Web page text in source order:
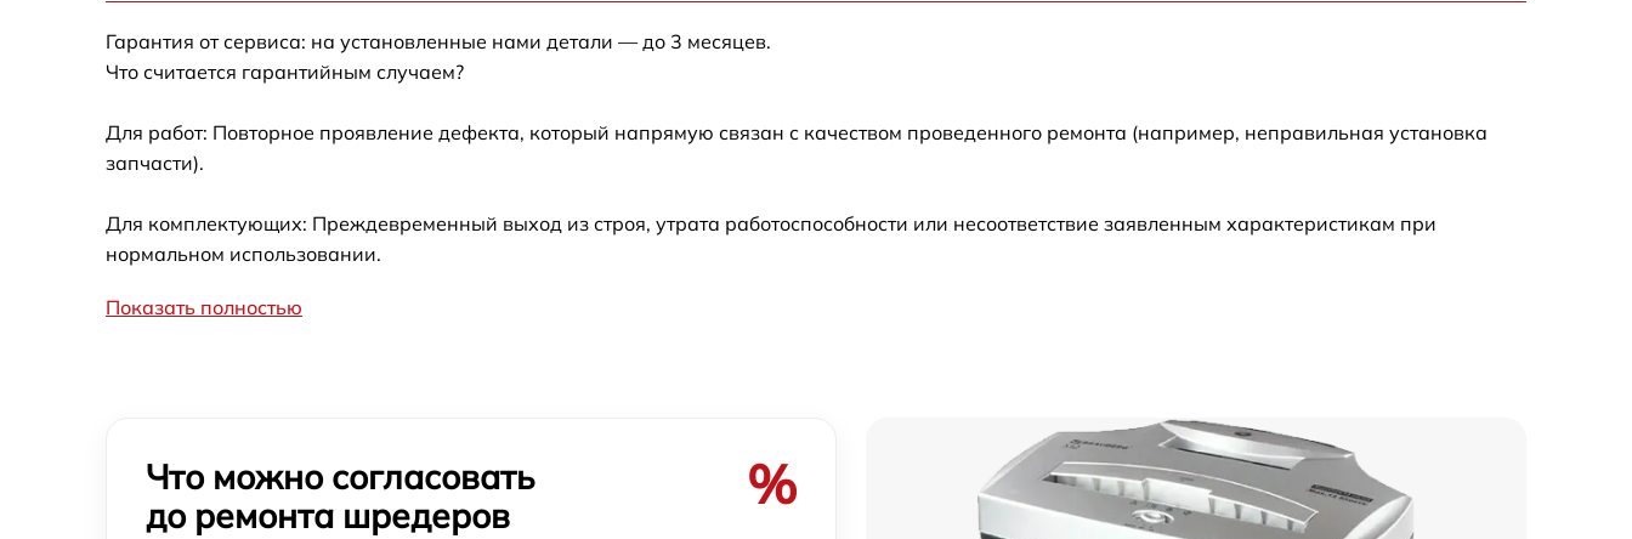
Гарантия от сервиса: на установленные нами детали — до 3 месяцев.
Что считается гарантийным случаем?
Для работ: Повторное проявление дефекта, который напрямую связан с качеством проведенного ремонта (например, неправильная установка
запчасти).
Для комплектующих: Преждевременный выход из строя, утрата работоспособности или несоответствие заявленным характеристикам при
нормальном использовании.
Показать полностью
Что можно согласовать
до ремонта шредеров
%